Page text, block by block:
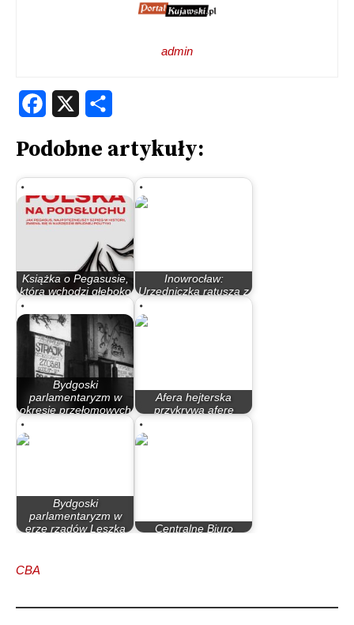
admin
Facebook
Podobne artykuły:
Książka o Pegasusie,
która wchodzi głęboko
Inowrocław:
Urzędniczka ratusza z
Bydgoski
parlamentaryzm w
okresie przełomowych
Afera hejterska
przykrywa aferę
Bydgoski
parlamentaryzm w
erze rządów Leszka
Centralne Biuro
CBA